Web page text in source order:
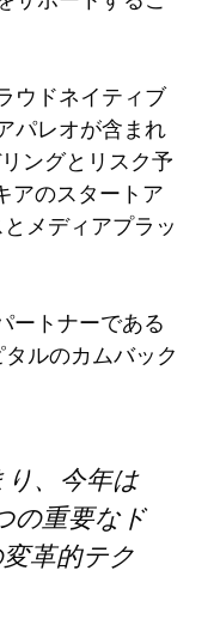
ウドネイティブ
パレオが含まれ
ングとリスク予
アのスタートア
メディアプラッ
ートナーである
ルのカムバック
り、今年は
の重要なド
革的テク